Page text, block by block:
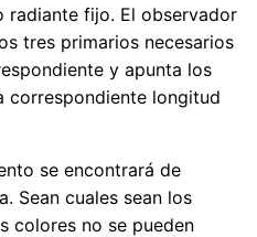
radiante fijo. El observador
tres primarios necesarios
y apunta los
correspondiente longitud
se encontrará de
Sean cuales sean los
colores no se pueden